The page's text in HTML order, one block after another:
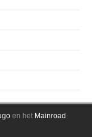
en het Mainroad